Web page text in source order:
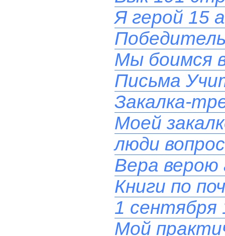
Я герой 15
Мы боимся
Письма
Закалка-
Моей
люди
Вера верою
Книги по
1 сентября
Мой